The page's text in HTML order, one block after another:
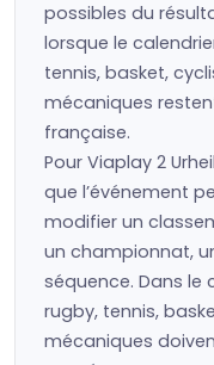
possibles du
lorsque le
tennis, basket,
mécaniques
française.
Pour Viaplay 2
que l’événement
modifier un
un championnat,
séquence. Dans le
rugby, tennis,
mécaniques